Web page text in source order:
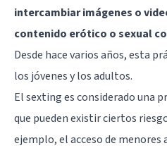
intercambiar imágenes o
contenido erótico o sexual
Desde hace varios años, esta
los jóvenes y los adultos.
El sexting es considerado una
que pueden existir ciertos
ejemplo, el acceso de menores